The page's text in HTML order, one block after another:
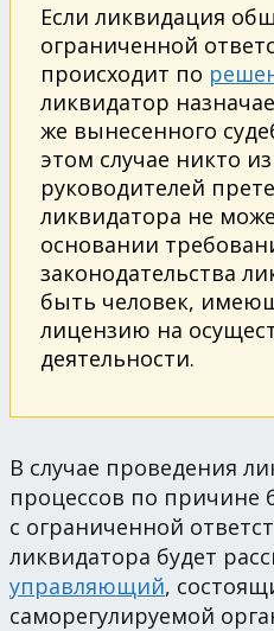
Если ликвидация
ограниченной
происходит по
ликвидатор
же вынесенного
этом случае никто
руководителей
ликвидатора не
основании
законодательства
быть человек,
лицензию на
деятельности.
В случае проведения
процессов по причине
с ограниченной
ликвидатора будет
управляющий,
саморегулируемой